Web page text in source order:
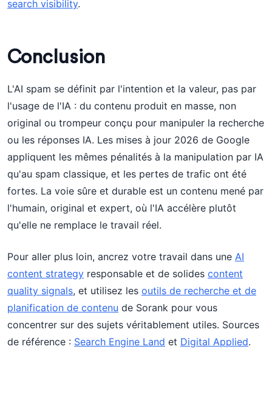
search visibility.
Conclusion
L'AI spam se définit par l'intention et la valeur, pas par
l'usage de l'IA : du contenu produit en masse, non
original ou trompeur conçu pour manipuler la recherche
ou les réponses IA. Les mises à jour 2026 de Google
appliquent les mêmes pénalités à la manipulation par IA
qu'au spam classique, et les pertes de trafic ont été
fortes. La voie sûre et durable est un contenu mené par
l'humain, original et expert, où l'IA accélère plutôt
qu'elle ne remplace le travail réel.
Pour aller plus loin, ancrez votre travail dans une AI
content strategy responsable et de solides content
quality signals, et utilisez les outils de recherche et de
planification de contenu de Sorank pour vous
concentrer sur des sujets véritablement utiles. Sources
de référence : Search Engine Land et Digital Applied.